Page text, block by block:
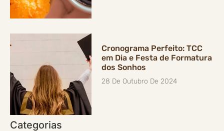
Cronograma Perfeito: TCC
em Dia e Festa de Formatura
dos Sonhos
28 De Outubro De 2024
Categorias